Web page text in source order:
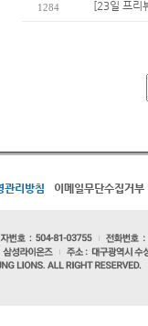
1284 [23일 프리
관리방침 이메일무단수집거부